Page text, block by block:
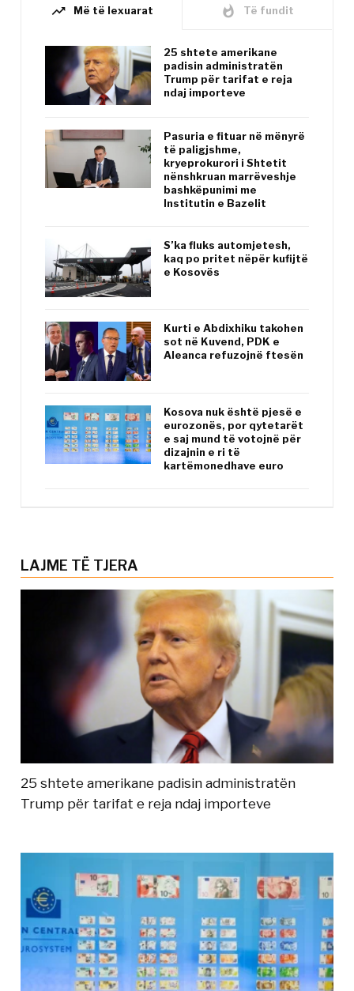
trending_up Më të lexuarat whatshot Të fundit
25 shtete amerikane
padisin administratën
Trump për tarifat e reja
ndaj importeve
Pasuria e fituar në mënyrë
të paligjshme,
kryeprokurori i Shtetit
nënshkruan marrëveshje
bashkëpunimi me
Institutin e Bazelit
S’ka fluks automjetesh,
kaq po pritet nëpër kufijtë
e Kosovës
Kurti e Abdixhiku takohen
sot në Kuvend, PDK e
Aleanca refuzojnë ftesën
Kosova nuk është pjesë e
eurozonës, por qytetarët
e saj mund të votojnë për
dizajnin e ri të
kartëmonedhave euro
LAJME TË TJERA
25 shtete amerikane padisin administratën
Trump për tarifat e reja ndaj importeve